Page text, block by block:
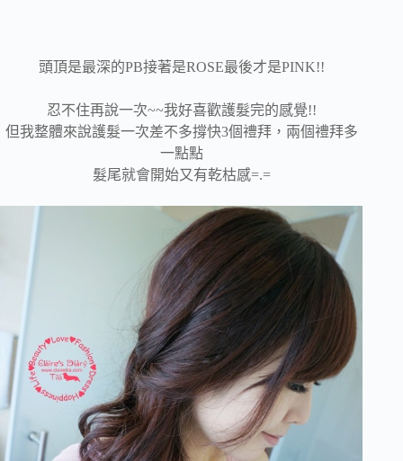
頭頂是最深的PB接著是ROSE最後才是PINK!!
忍不住再說一次~~我好喜歡護髮完的感覺!!
但我整體來說護髮一次差不多撐快3個禮拜，兩個禮拜多
一點點
髮尾就會開始又有乾枯感=.=